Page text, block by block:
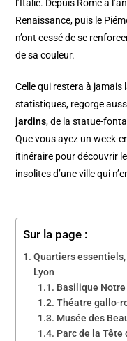
l’Italie. Depuis Rome à
Renaissance, puis le
n’ont cessé de se
de sa couleur.
Celle qui restera à jamais
statistiques, regorge
jardins, de la statue-
Que vous ayez un week-
itinéraire pour découvrir
insolites d’une ville qui
Sur la page :
Quartiers
Lyon
Basilique
Théatre gallo-
Musée des
Parc de la Tête